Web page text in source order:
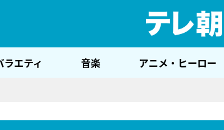
ラエティ 音楽 アニメ・ヒーロー